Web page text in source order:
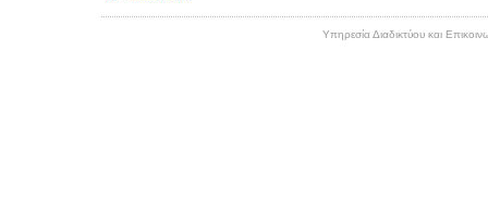
Υπηρεσία Διαδικτύου και